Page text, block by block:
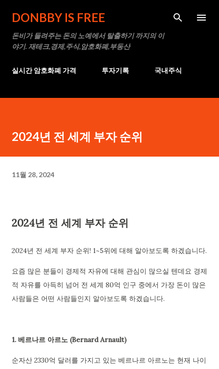
기본 콘텐츠로 건너뛰기
DONBBY IS FREE
돈비가 들려주는 돈의 노예에서 탈출하기 까지의 이
야기. 재테크,경제,주식,암호화폐,부동산
실시간 암호화폐 가격 투자기록 국내주식
2024년 전 세계 부자 순위
11월 28, 2024
2024년 전 세계 부자 순위
2024년 전 세계 부자 순위! 1~5위에 대해 알아보도록 하겠습니다.
요즘 많은 분들이 경제적 자유에 대해 관심이 많으실 텐데요 경제
적 자유를 아득히 넘어 전 세계 80억 인구 중에서 가장 돈이 많은
사람들은 어떤 사람들인지 알아보도록 하겠습니다.
1. 베르나르 아르노 (Bernard Arnault)
순자산 2330억 달러를 가지고 있는 베르나르 아르노는 현재 나이